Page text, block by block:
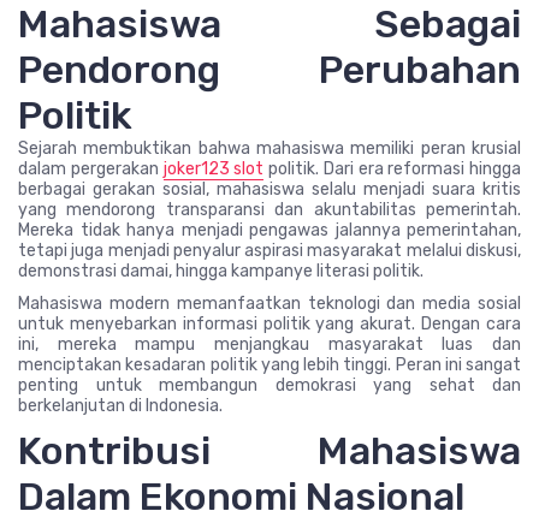
Mahasiswa Sebagai
Pendorong Perubahan
Politik
Sejarah membuktikan bahwa mahasiswa memiliki peran krusial
dalam pergerakan joker123 slot politik. Dari era reformasi hingga
berbagai gerakan sosial, mahasiswa selalu menjadi suara kritis
yang mendorong transparansi dan akuntabilitas pemerintah.
Mereka tidak hanya menjadi pengawas jalannya pemerintahan,
tetapi juga menjadi penyalur aspirasi masyarakat melalui diskusi,
demonstrasi damai, hingga kampanye literasi politik.
Mahasiswa modern memanfaatkan teknologi dan media sosial
untuk menyebarkan informasi politik yang akurat. Dengan cara
ini, mereka mampu menjangkau masyarakat luas dan
menciptakan kesadaran politik yang lebih tinggi. Peran ini sangat
penting untuk membangun demokrasi yang sehat dan
berkelanjutan di Indonesia.
Kontribusi Mahasiswa
Dalam Ekonomi Nasional